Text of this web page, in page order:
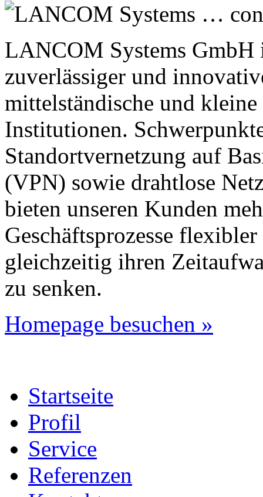
LANCOM Systems …
LANCOM Systems GmbH
zuverlässiger und
mittelständische und
Institutionen.
Standortvernetzung auf
(VPN) sowie drahtlose
bieten unseren Kunden
Geschäftsprozesse
gleichzeitig ihren
zu senken.
Homepage besuchen »
Startseite
Profil
Service
Referenzen